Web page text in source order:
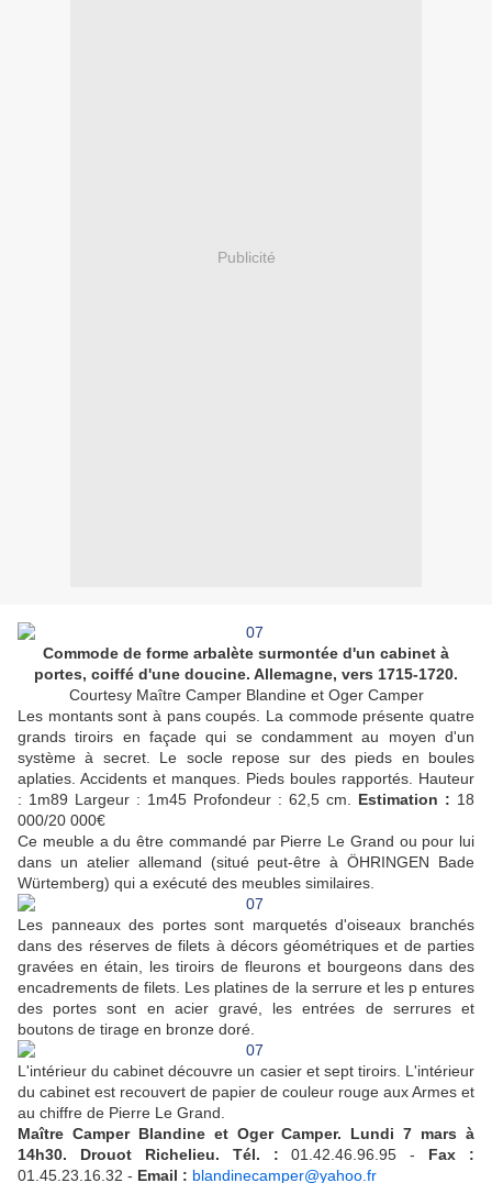
Publicité
Commode de forme arbalète surmontée d'un cabinet à
portes, coiffé d'une doucine. Allemagne, vers 1715-1720.
Courtesy Maître Camper Blandine et Oger Camper
Les montants sont à pans coupés. La commode présente quatre
grands tiroirs en façade qui se condamment au moyen d'un
système à secret. Le socle repose sur des pieds en boules
aplaties. Accidents et manques. Pieds boules rapportés. Hauteur
: 1m89 Largeur : 1m45 Profondeur : 62,5 cm. Estimation : 18
000/20 000€
Ce meuble a du être commandé par Pierre Le Grand ou pour lui
dans un atelier allemand (situé peut-être à ÖHRINGEN Bade
Würtemberg) qui a exécuté des meubles similaires.
Les panneaux des portes sont marquetés d'oiseaux branchés
dans des réserves de filets à décors géométriques et de parties
gravées en étain, les tiroirs de fleurons et bourgeons dans des
encadrements de filets. Les platines de la serrure et les p entures
des portes sont en acier gravé, les entrées de serrures et
boutons de tirage en bronze doré.
L'intérieur du cabinet découvre un casier et sept tiroirs. L'intérieur
du cabinet est recouvert de papier de couleur rouge aux Armes et
au chiffre de Pierre Le Grand.
Maître Camper Blandine et Oger Camper. Lundi 7 mars à
14h30. Drouot Richelieu. Tél. :01.42.46.96.95 - Fax :
01.45.23.16.32 - Email : blandinecamper@yahoo.fr